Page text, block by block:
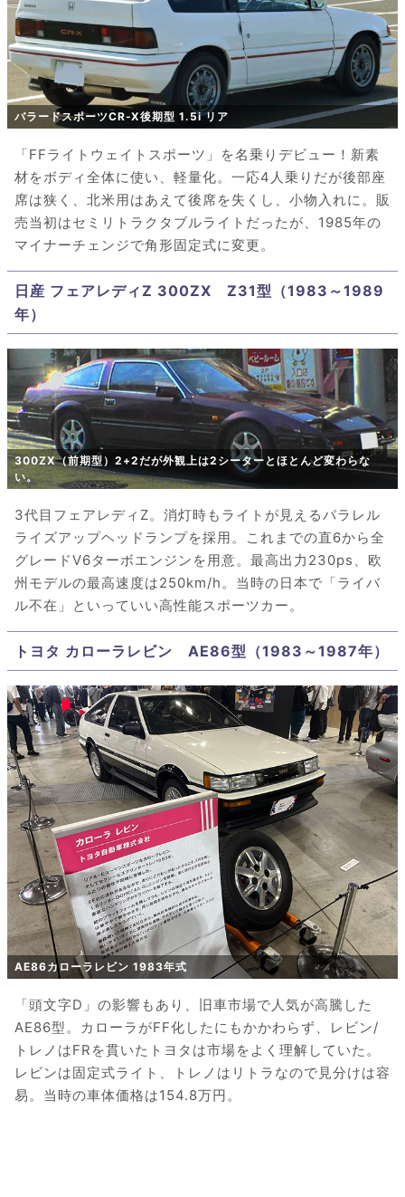
バラードスポーツCR-X後期型 1.5i リア
「FFライトウェイトスポーツ」を名乗りデビュー！新素
材をボディ全体に使い、軽量化。一応4人乗りだが後部座
席は狭く、北米用はあえて後席を失くし、小物入れに。販
売当初はセミリトラクタブルライトだったが、1985年の
マイナーチェンジで角形固定式に変更。
日産 フェアレディZ 300ZX Z31型（1983～1989
年）
300ZX（前期型）2+2だが外観上は2シーターとほとんど変わらな
い。
3代目フェアレディZ。消灯時もライトが見えるパラレル
ライズアップヘッドランプを採用。これまでの直6から全
グレードV6ターボエンジンを用意。最高出力230ps、欧
州モデルの最高速度は250km/h。当時の日本で「ライバ
ル不在」といっていい高性能スポーツカー。
トヨタ カローラレビン AE86型（1983～1987年）
AE86カローラレビン 1983年式
「頭文字D」の影響もあり、旧車市場で人気が高騰した
AE86型。カローラがFF化したにもかかわらず、レビン/
トレノはFRを貫いたトヨタは市場をよく理解していた。
レビンは固定式ライト、トレノはリトラなので見分けは容
易。当時の車体価格は154.8万円。